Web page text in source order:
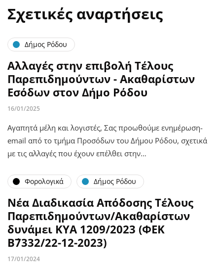
Σχετικές αναρτήσεις
Δήμος Ρόδου
Αλλαγές στην επιβολή Τέλους
Παρεπιδημούντων - Ακαθαρίστων
Εσόδων στον Δήμο Ρόδου
16/01/2025
Αγαπητά μέλη και λογιστές, Σας προωθούμε ενημέρωση-
email από το τμήμα Προσόδων του Δήμου Ρόδου, σχετικά
με τις αλλαγές που έχουν επέλθει στην…
Φορολογικά Δήμος Ρόδου
Νέα Διαδικασία Απόδοσης Τέλους
Παρεπιδημούντων/Ακαθαρίστων
δυνάμει ΚΥΑ 1209/2023 (ΦΕΚ
Β΄7332/22-12-2023)
17/01/2024